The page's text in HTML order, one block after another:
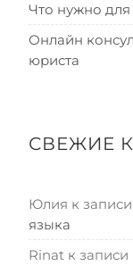
Что нужно
Онлайн
юриста
СВЕЖИЕ
Юлия к записи
языка
Rinat к записи